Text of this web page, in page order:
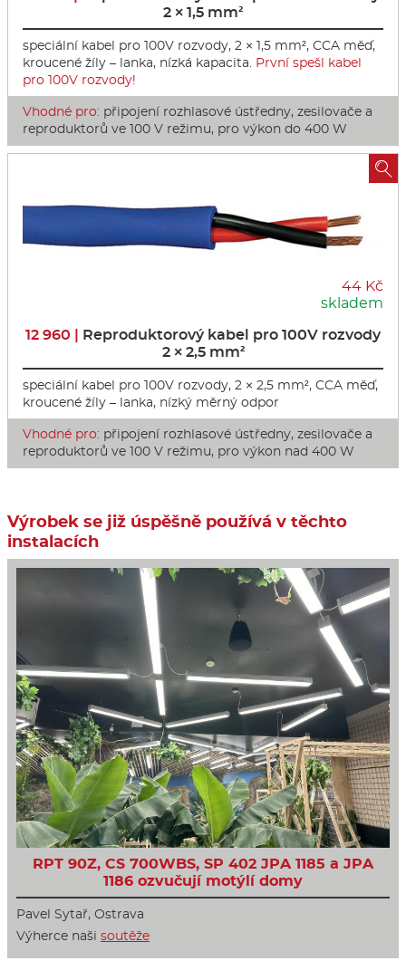
2 × 1,5 mm²
speciální kabel pro 100V rozvody, 2 × 1,5 mm², CCA měď,
kroucené žíly – lanka, nízká kapacita. První spešl kabel
pro 100V rozvody!
Vhodné pro: připojení rozhlasové ústředny, zesilovače a
reproduktorů ve 100 V režimu, pro výkon do 400 W
44 Kč
skladem
12 960 | Reproduktorový kabel pro 100V rozvody
2 × 2,5 mm²
speciální kabel pro 100V rozvody, 2 × 2,5 mm², CCA měď,
kroucené žíly – lanka, nízký měrný odpor
Vhodné pro: připojení rozhlasové ústředny, zesilovače a
reproduktorů ve 100 V režimu, pro výkon nad 400 W

Výrobek se již úspěšně používá v těchto
instalacích
RPT 90Z, CS 700WBS, SP 402 JPA 1185 a JPA
1186 ozvučují motýlí domy
Pavel Sytař, Ostrava
Výherce naši soutěže